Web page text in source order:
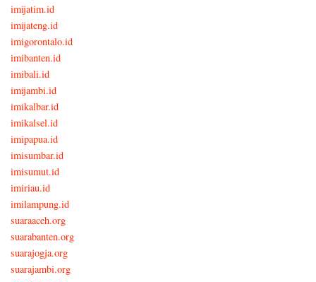
imijatim.id
imijateng.id
imigorontalo.id
imibanten.id
imibali.id
imijambi.id
imikalbar.id
imikalsel.id
imipapua.id
imisumbar.id
imisumut.id
imiriau.id
imilampung.id
suaraaceh.org
suarabanten.org
suarajogja.org
suarajambi.org